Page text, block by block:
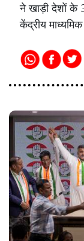
ने खाड़ी देशों के
केंद्रीय माध्यमिक